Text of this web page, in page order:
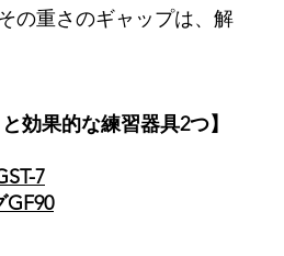
の重さのギャップは、解
効果的な練習器具2つ】
7